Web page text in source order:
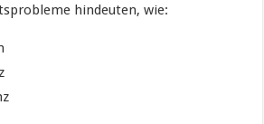
hindeuten, wie: